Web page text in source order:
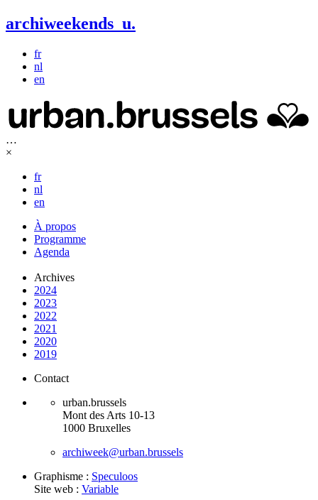
archiweekends u.
fr
nl
en
…
×
fr
nl
en
À propos
Programme
Agenda
Archives
2024
2023
2022
2021
2020
2019
Contact
urban.brussels
Mont des Arts 10-13
1000 Bruxelles
archiweek@urban.brussels
Graphisme : Speculoos
Site web : Variable